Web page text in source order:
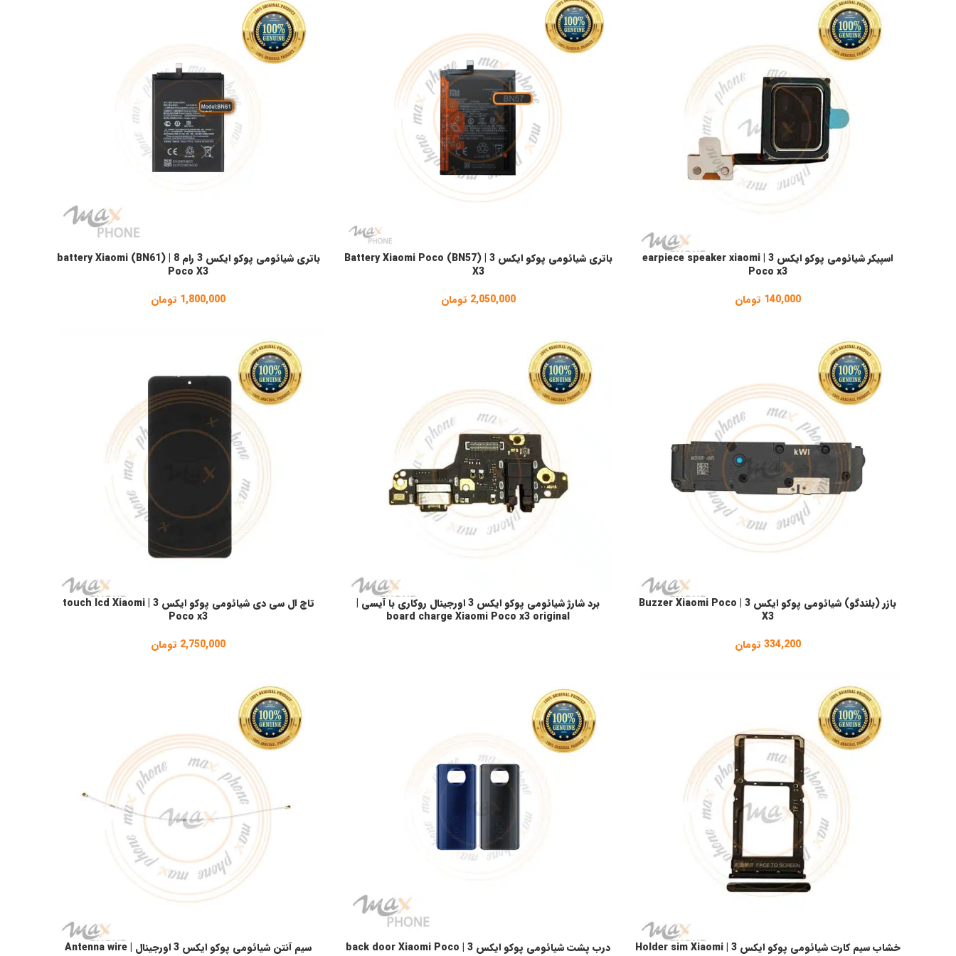
افزودن به سبد خرید
اسپیکر شیائومی پوکو ایکس 3 | earpiece speaker xiaomi
Poco x3
140,000 تومان
افزودن به سبد خرید
باتری شیائومی پوکو ایکس 3 | (BN57) Battery Xiaomi Poco
X3
2,050,000 تومان
افزودن به سبد خرید
باتری شیائومی پوکو ایکس 3 رام 8 | (BN61) battery Xiaomi
Poco X3
1,800,000 تومان
افزودن به سبد خرید
بازر (بلندگو) شیائومی پوکو ایکس 3 | Buzzer Xiaomi Poco
X3
334,200 تومان
اطلاعات بیشتر
برد شارژ شیائومی پوکو ایکس 3 اورجینال روکاری با آیسی |
board charge Xiaomi Poco x3 original
انتخاب گزینه ها
تاچ ال سی دی شیائومی پوکو ایکس 3 | touch lcd Xiaomi
Poco x3
2,750,000 تومان
انتخاب گزینه ها
خشاب سیم کارت شیائومی پوکو ایکس 3 | Holder sim Xiaomi
اطلاعات بیشتر
درب پشت شیائومی پوکو ایکس 3 | back door Xiaomi Poco
افزودن به سبد خرید
سیم آنتن شیائومی پوکو ایکس 3 اورجینال | Antenna wire